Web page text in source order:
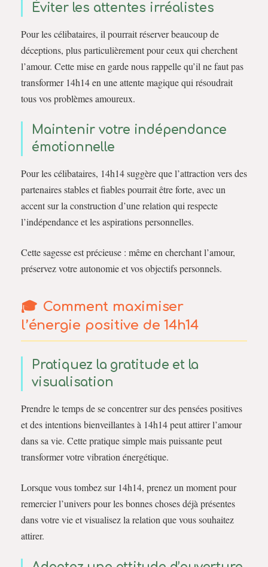
Éviter les attentes irréalistes
Pour les célibataires, il pourrait réserver beaucoup de
déceptions, plus particulièrement pour ceux qui cherchent
l’amour. Cette mise en garde nous rappelle qu’il ne faut pas
transformer 14h14 en une attente magique qui résoudrait
tous vos problèmes amoureux.
Maintenir votre indépendance
émotionnelle
Pour les célibataires, 14h14 suggère que l’attraction vers des
partenaires stables et fiables pourrait être forte, avec un
accent sur la construction d’une relation qui respecte
l’indépendance et les aspirations personnelles.
Cette sagesse est précieuse : même en cherchant l’amour,
préservez votre autonomie et vos objectifs personnels.
Comment maximiser
l’énergie positive de 14h14
Pratiquez la gratitude et la
visualisation
Prendre le temps de se concentrer sur des pensées positives
et des intentions bienveillantes à 14h14 peut attirer l’amour
dans sa vie. Cette pratique simple mais puissante peut
transformer votre vibration énergétique.
Lorsque vous tombez sur 14h14, prenez un moment pour
remercier l’univers pour les bonnes choses déjà présentes
dans votre vie et visualisez la relation que vous souhaitez
attirer.